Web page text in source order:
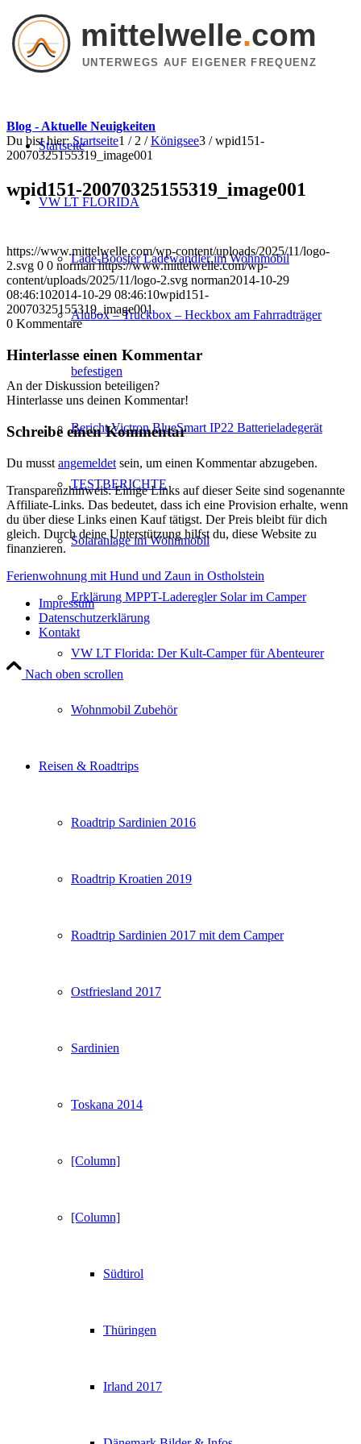
mittelwelle.com
UNTERWEGS AUF EIGENER FREQUENZ
Startseite
VW LT FLORIDA
Lade-Booster Ladewandler im Wohnmobil
Alubox – Truckbox – Heckbox am Fahrradträger
befestigen
Bericht Victron BlueSmart IP22 Batterieladegerät
TESTBERICHTE
Solaranlage im Wohnmobil
Erklärung MPPT-Laderegler Solar im Camper
VW LT Florida: Der Kult-Camper für Abenteurer
Wohnmobil Zubehör
Reisen & Roadtrips
Roadtrip Sardinien 2016
Roadtrip Kroatien 2019
Roadtrip Sardinien 2017 mit dem Camper
Ostfriesland 2017
Sardinien
Toskana 2014
[Column]
[Column]
Südtirol
Thüringen
Irland 2017
Blog - Aktuelle Neuigkeiten
Du bist hier: Startseite1 / 2 / Königsee3 / wpid151-
20070325155319_image001
wpid151-20070325155319_image001
https://www.mittelwelle.com/wp-content/uploads/2025/11/logo-
2.svg 0 0 norman https://www.mittelwelle.com/wp-
content/uploads/2025/11/logo-2.svg norman2014-10-29
08:46:102014-10-29 08:46:10wpid151-
20070325155319_image001
0 Kommentare
Hinterlasse einen Kommentar
An der Diskussion beteiligen?
Hinterlasse uns deinen Kommentar!
Schreibe einen Kommentar
Du musst angemeldet sein, um einen Kommentar abzugeben.
Transparenzhinweis: Einige Links auf dieser Seite sind sogenannte
Affiliate-Links. Das bedeutet, dass ich eine Provision erhalte, wenn
du über diese Links einen Kauf tätigst. Der Preis bleibt für dich
gleich. Durch deine Unterstützung hilfst du, diese Website zu
finanzieren.
Ferienwohnung mit Hund und Zaun in Ostholstein
Impressum
Datenschutzerklärung
Kontakt
Nach oben scrollen